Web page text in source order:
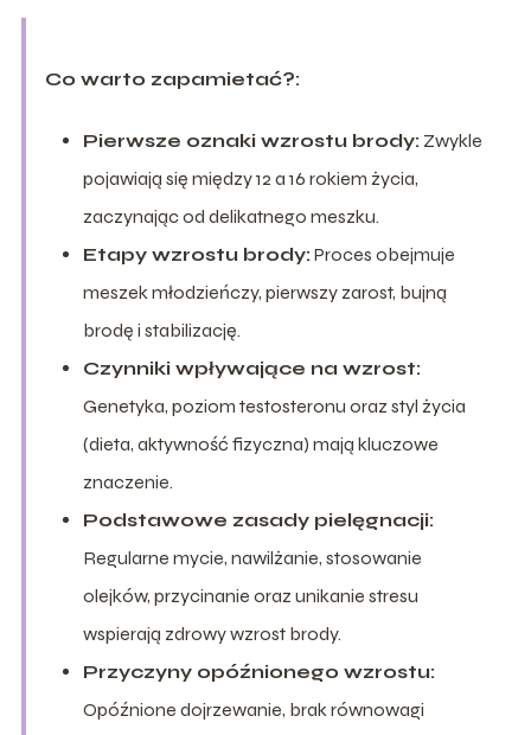
Co warto zapamietać?:
Pierwsze oznaki wzrostu brody: Zwykle
pojawiają się między 12 a 16 rokiem życia,
zaczynając od delikatnego meszku.
Etapy wzrostu brody: Proces obejmuje
meszek młodzieńczy, pierwszy zarost, bujną
brodę i stabilizację.
Czynniki wpływające na wzrost:
Genetyka, poziom testosteronu oraz styl życia
(dieta, aktywność fizyczna) mają kluczowe
znaczenie.
Podstawowe zasady pielęgnacji:
Regularne mycie, nawilżanie, stosowanie
olejków, przycinanie oraz unikanie stresu
wspierają zdrowy wzrost brody.
Przyczyny opóźnionego wzrostu:
Opóźnione dojrzewanie, brak równowagi